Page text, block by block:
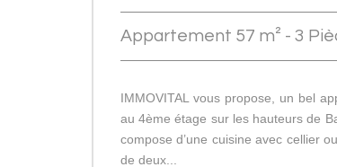
Appartement 57 m² - 3
IMMOVITAL vous propose, un bel
au 4ème étage sur les hauteurs de
compose d’une cuisine avec cellier
de deux...